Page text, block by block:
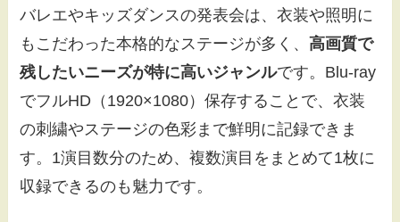
バレエやキッズダンスの発表会は、衣装や照明に
もこだわった本格的なステージが多く、高画質で
残したいニーズが特に高いジャンルです。Blu-ray
でフルHD（1920×1080）保存することで、衣装
の刺繍やステージの色彩まで鮮明に記録できま
す。1演目数分のため、複数演目をまとめて1枚に
収録できるのも魅力です。